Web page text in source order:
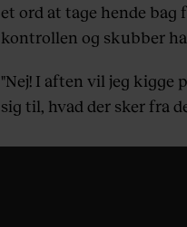
et ord at tage hende bag
kontrollen og skubber
"Nej! I aften vil jeg kigge
sig til, hvad der sker fra